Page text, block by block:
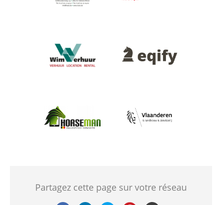
Afbeelding Afbeelding
Afbeelding Afbeelding
Partagez cette page sur votre réseau